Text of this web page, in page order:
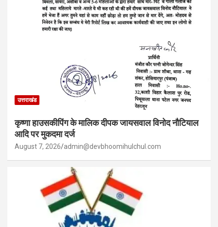
उत्तराखंड
कृष्णा हाउसकीपिंग के मालिक दीपक जायसवाल विनोद नौटियाल
आदि पर मुकदमा दर्ज
August 7, 2026 admin@devbhoomihulchul.com